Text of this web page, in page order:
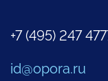
+7 (495) 247
id@opora.ru